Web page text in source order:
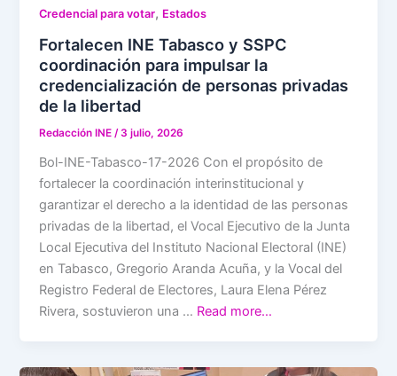
Credencial para votar, Estados
Fortalecen INE Tabasco y SSPC
coordinación para impulsar la
credencialización de personas privadas
de la libertad
Redacción INE /3 julio, 2026
Bol-INE-Tabasco-17-2026 Con el propósito de
fortalecer la coordinación interinstitucional y
garantizar el derecho a la identidad de las personas
privadas de la libertad, el Vocal Ejecutivo de la Junta
Local Ejecutiva del Instituto Nacional Electoral (INE)
en Tabasco, Gregorio Aranda Acuña, y la Vocal del
Registro Federal de Electores, Laura Elena Pérez
Rivera, sostuvieron una … Read more…